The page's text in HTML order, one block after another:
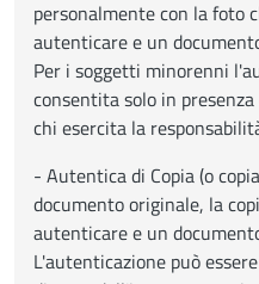
personalmente con la foto
autenticare e un
Per i soggetti minorenni
consentita solo in
chi esercita la
- Autentica di Copia (o
documento originale, la
autenticare e un
L'autenticazione può